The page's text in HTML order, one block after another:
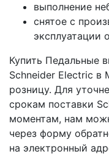
выполнение
снятое с
эксплуатации
Купить Педальные
Schneider Electric
розницу. Для
срокам поставки
моментам, нам
через форму
на электронный